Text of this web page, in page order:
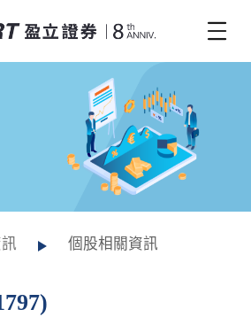
個股相關資訊